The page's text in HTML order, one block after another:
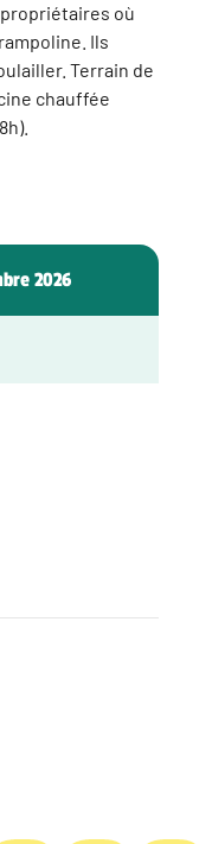
où
Ils
Terrain de
chauffée
2026